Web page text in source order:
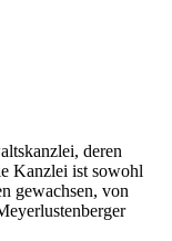
deren
Kanzlei ist sowohl
gewachsen, von